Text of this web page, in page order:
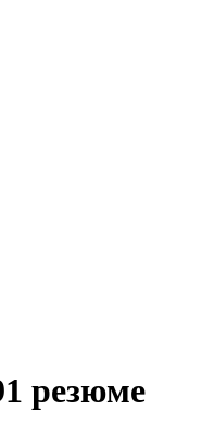
резюме